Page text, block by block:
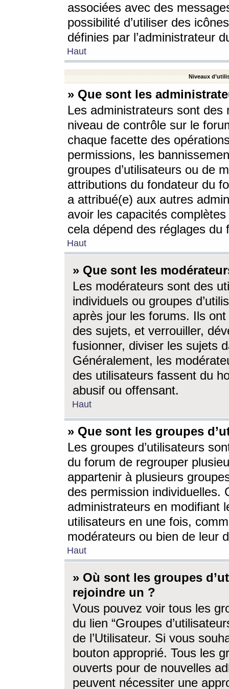
associées avec des
possibilité d’utiliser des
définies par l’administrateur
Haut
Niveaux
» Que sont les
Les administrateurs sont
niveau de contrôle sur le
chaque facette des
permissions, les
groupes d’utilisateurs ou de
attributions du fondateur du
a attribué(e) aux autres
avoir les capacités
cela dépend des réglages du
Haut
» Que sont les
Les modérateurs sont des
individuels ou groupes
après jour les forums. Ils ont
des sujets, et verrouiller,
fusionner, diviser les sujets
Généralement, les
des utilisateurs fassent du
abusif ou offensant.
Haut
» Que sont les groupes
Les groupes d’utilisateurs
du forum de regrouper
appartenir à plusieurs
des permission individuelles.
administrateurs en modifiant
utilisateurs en une fois,
modérateurs ou bien de leur
Haut
» Où sont les groupes
rejoindre un ?
Vous pouvez voir tous les
du lien “Groupes
de l’Utilisateur. Si vous
bouton approprié. Tous les
ouverts pour de nouvelles
peuvent nécessiter une